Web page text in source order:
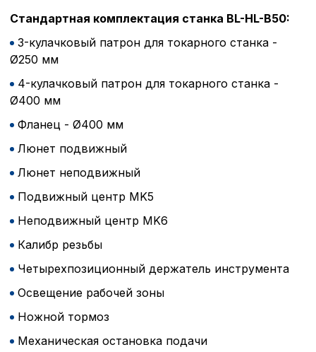
Стандартная комплектация станка BL-HL-B50:
3-кулачковый патрон для токарного станка -
Ø250 мм
4-кулачковый патрон для токарного станка -
Ø400 мм
Фланец - Ø400 мм
Люнет подвижный
Люнет неподвижный
Подвижный центр MK5
Неподвижный центр MK6
Калибр резьбы
Четырехпозиционный держатель инструмента
Освещение рабочей зоны
Ножной тормоз
Механическая остановка подачи
Внимание:
определять
страницы и